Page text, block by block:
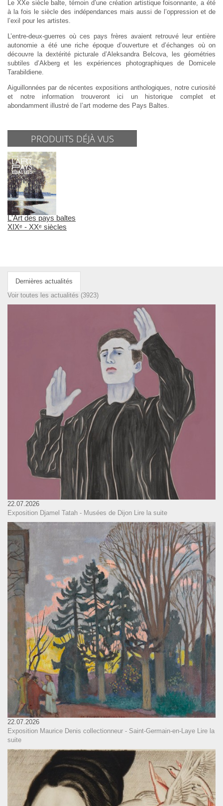
Le XXe siècle balte, témoin d’une création artistique foisonnante, a été
à la fois le siècle des indépendances mais aussi de l’oppression et de
l’exil pour les artistes.
L’entre-deux-guerres où ces pays frères avaient retrouvé leur entière
autonomie a été une riche époque d’ouverture et d’échanges où on
découvre la dextérité picturale d’Aleksandra Belcova, les géométries
subtiles d’Akberg et les expériences photographiques de Domicele
Tarabildiene.
Aiguillonnées par de récentes expositions anthologiques, notre curiosité
et notre information trouveront ici un historique complet et
abondamment illustré de l’art moderne des Pays Baltes.
PRODUITS DÉJÀ VUS
L'Art des pays baltes
XIXᵉ - XXᵉ siècles
Dernières actualités
Voir toutes les actualités (3923)
22.07.2026
Exposition Djamel Tatah - Musées de Dijon Lire la suite
22.07.2026
Exposition Maurice Denis collectionneur - Saint-Germain-en-Laye Lire la
suite